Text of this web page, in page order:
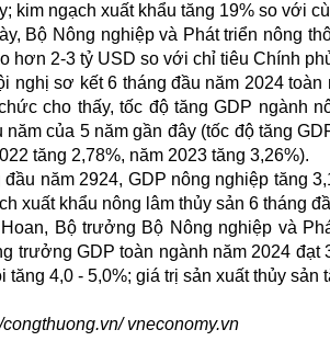
kim ngạch xuất khẩu tăng 19% so với
Bộ Nông nghiệp và Phát triển nông
hơn 2-3 tỷ USD so với chỉ tiêu Chính
nghị sơ kết 6 tháng đầu năm 2024
cho thấy, tốc độ tăng GDP ngành
năm của 5 năm gần đây (tốc độ tăng
tăng 2,78%, năm 2023 tăng 3,26%).
đầu năm 2924, GDP nông nghiệp tăng
xuất khẩu nông lâm thủy sản 6 tháng
Bộ trưởng Bộ Nông nghiệp và
trưởng GDP toàn ngành năm 2024 đạt
tăng 4,0 - 5,0%; giá trị sản xuất thủy
vneconomy.vn